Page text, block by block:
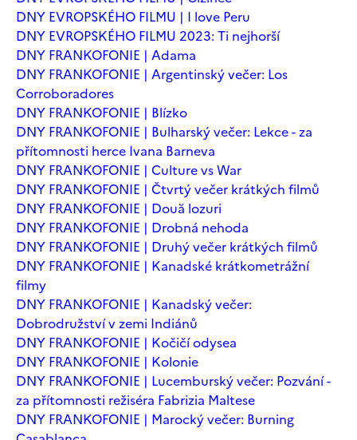
DNY EVROPSKÉHO FILMU | I love Peru
DNY EVROPSKÉHO FILMU 2023: Ti nejhorší
DNY FRANKOFONIE | Adama
DNY FRANKOFONIE | Argentinský večer: Los
Corroboradores
DNY FRANKOFONIE | Blízko
DNY FRANKOFONIE | Bulharský večer: Lekce - za
přítomnosti herce Ivana Barneva
DNY FRANKOFONIE | Culture vs War
DNY FRANKOFONIE | Čtvrtý večer krátkých filmů
DNY FRANKOFONIE | Două lozuri
DNY FRANKOFONIE | Drobná nehoda
DNY FRANKOFONIE | Druhý večer krátkých filmů
DNY FRANKOFONIE | Kanadské krátkometrážní
filmy
DNY FRANKOFONIE | Kanadský večer:
Dobrodružství v zemi Indiánů
DNY FRANKOFONIE | Kočičí odysea
DNY FRANKOFONIE | Kolonie
DNY FRANKOFONIE | Lucemburský večer: Pozvání -
za přítomnosti režiséra Fabrizia Maltese
DNY FRANKOFONIE | Marocký večer: Burning